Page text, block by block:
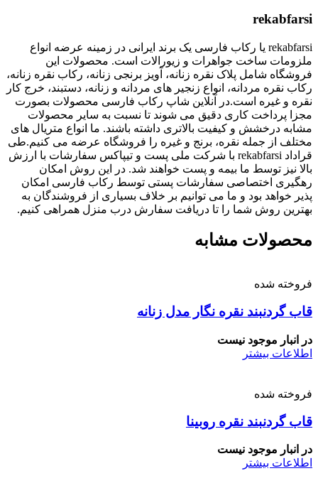
rekabfarsi
rekabfarsi یا رکاب فارسی یک برند ایرانی در زمینه عرضه انواع
ملزومات ساخت جواهرات و زیورالات است. محصولات این
فروشگاه شامل پلاک نقره زنانه، آویز برنجی زنانه، رکاب نقره زنانه،
رکاب نقره مردانه، انواع زنجیر های مردانه و زنانه، دستبند، خرج کار
نقره و غیره است.در آنلاین شاپ رکاب فارسی محصولات بصورت
مجزا پرداخت کاری دقیق می شوند تا نسبت به سایر محصولات
مشابه درخشش و کیفیت بالاتری داشته باشند. ما انواع متریال های
مختلف از جمله نقره، برنج و غیره را فروشگاه عرضه می کنیم.طی
قراداد rekabfarsi با شرکت ملی پست و تیپاکس سفارشات با ارزش
بالا نیز توسط ما بیمه و پست خواهند شد. در این روش امکان
رهگیری اختصاصی سفارشات پستی توسط رکاب فارسی امکان
پذیر خواهد بود و ما می توانیم بر خلاف بسیاری از فروشندگان به
بهترین روش شما را تا دریافت سفارش درب منزل همراهی کنیم.
محصولات مشابه
فروخته شده
قاب گردنبند نقره نگار مدل زنانه
در انبار موجود نیست
اطلاعات بیشتر
فروخته شده
قاب گردنبند نقره روبینا
در انبار موجود نیست
اطلاعات بیشتر